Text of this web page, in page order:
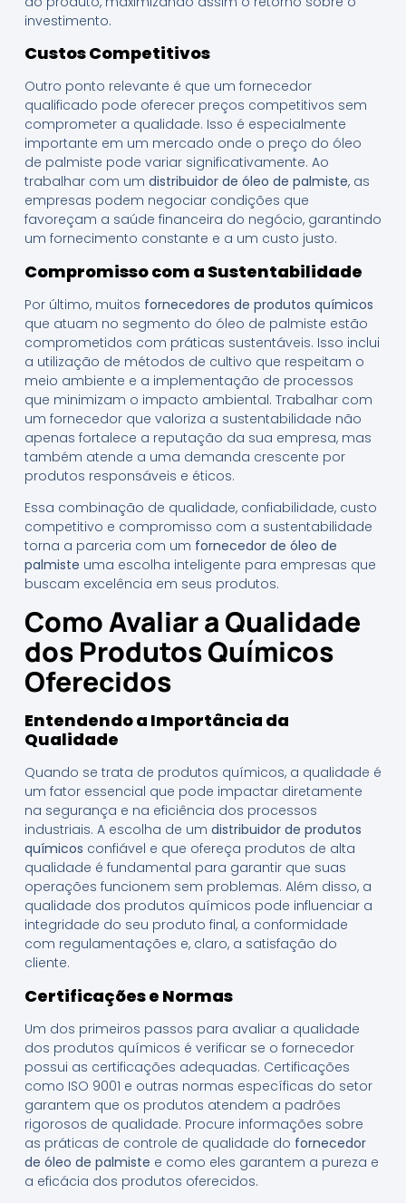
investimento.
Custos Competitivos
Outro ponto relevante é que um fornecedor
qualificado pode oferecer preços competitivos sem
comprometer a qualidade. Isso é especialmente
importante em um mercado onde o preço do óleo
de palmiste pode variar significativamente. Ao
trabalhar com um distribuidor de óleo de palmiste, as
empresas podem negociar condições que
favoreçam a saúde financeira do negócio, garantindo
um fornecimento constante e a um custo justo.
Compromisso com a Sustentabilidade
Por último, muitos fornecedores de produtos químicos
que atuam no segmento do óleo de palmiste estão
comprometidos com práticas sustentáveis. Isso inclui
a utilização de métodos de cultivo que respeitam o
meio ambiente e a implementação de processos
que minimizam o impacto ambiental. Trabalhar com
um fornecedor que valoriza a sustentabilidade não
apenas fortalece a reputação da sua empresa, mas
também atende a uma demanda crescente por
produtos responsáveis e éticos.
Essa combinação de qualidade, confiabilidade, custo
competitivo e compromisso com a sustentabilidade
torna a parceria com um fornecedor de óleo de
palmiste uma escolha inteligente para empresas que
buscam excelência em seus produtos.
Como Avaliar a Qualidade
dos Produtos Químicos
Oferecidos
Entendendo a Importância da
Qualidade
Quando se trata de produtos químicos, a qualidade é
um fator essencial que pode impactar diretamente
na segurança e na eficiência dos processos
industriais. A escolha de um distribuidor de produtos
químicos confiável e que ofereça produtos de alta
qualidade é fundamental para garantir que suas
operações funcionem sem problemas. Além disso, a
qualidade dos produtos químicos pode influenciar a
integridade do seu produto final, a conformidade
com regulamentações e, claro, a satisfação do
cliente.
Certificações e Normas
Um dos primeiros passos para avaliar a qualidade
dos produtos químicos é verificar se o fornecedor
possui as certificações adequadas. Certificações
como ISO 9001 e outras normas específicas do setor
garantem que os produtos atendem a padrões
rigorosos de qualidade. Procure informações sobre
as práticas de controle de qualidade do fornecedor
de óleo de palmiste e como eles garantem a pureza e
a eficácia dos produtos oferecidos.